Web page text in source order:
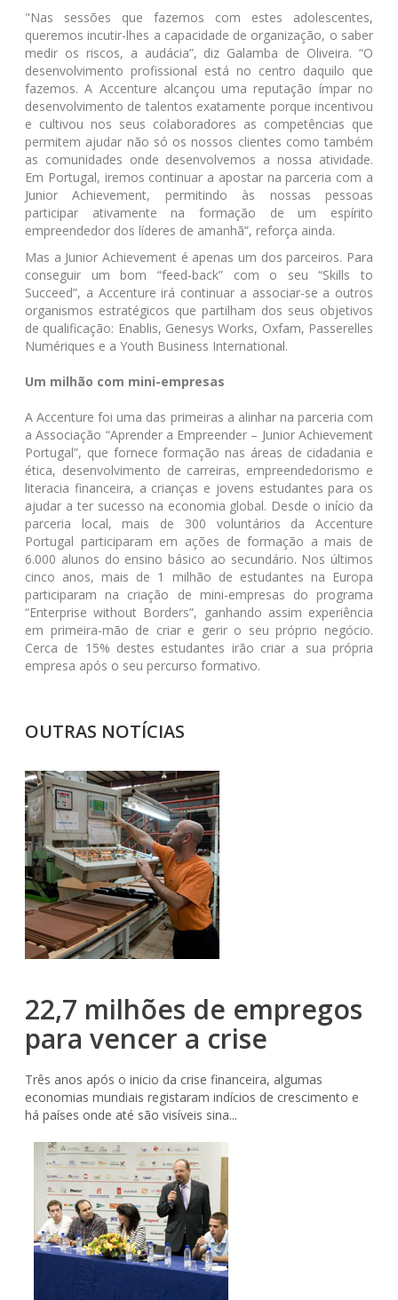
"Nas sessões que fazemos com estes adolescentes,
queremos incutir-lhes a capacidade de organização, o saber
medir os riscos, a audácia”, diz Galamba de Oliveira. “O
desenvolvimento profissional está no centro daquilo que
fazemos. A Accenture alcançou uma reputação ímpar no
desenvolvimento de talentos exatamente porque incentivou
e cultivou nos seus colaboradores as competências que
permitem ajudar não só os nossos clientes como também
as comunidades onde desenvolvemos a nossa atividade.
Em Portugal, iremos continuar a apostar na parceria com a
Junior Achievement, permitindo às nossas pessoas
participar ativamente na formação de um espírito
empreendedor dos líderes de amanhã”, reforça ainda.
Mas a Junior Achievement é apenas um dos parceiros. Para
conseguir um bom “feed-back” com o seu “Skills to
Succeed”, a Accenture irá continuar a associar-se a outros
organismos estratégicos que partilham dos seus objetivos
de qualificação: Enablis, Genesys Works, Oxfam, Passerelles
Numériques e a Youth Business International.
Um milhão com mini-empresas
A Accenture foi uma das primeiras a alinhar na parceria com
a Associação “Aprender a Empreender – Junior Achievement
Portugal”, que fornece formação nas áreas de cidadania e
ética, desenvolvimento de carreiras, empreendedorismo e
literacia financeira, a crianças e jovens estudantes para os
ajudar a ter sucesso na economia global. Desde o início da
parceria local, mais de 300 voluntários da Accenture
Portugal participaram em ações de formação a mais de
6.000 alunos do ensino básico ao secundário. Nos últimos
cinco anos, mais de 1 milhão de estudantes na Europa
participaram na criação de mini-empresas do programa
“Enterprise without Borders”, ganhando assim experiência
em primeira-mão de criar e gerir o seu próprio negócio.
Cerca de 15% destes estudantes irão criar a sua própria
empresa após o seu percurso formativo.
OUTRAS NOTÍCIAS
22,7 milhões de empregos
para vencer a crise
Três anos após o inicio da crise financeira, algumas
economias mundiais registaram indícios de crescimento e
há países onde até são visíveis sina...